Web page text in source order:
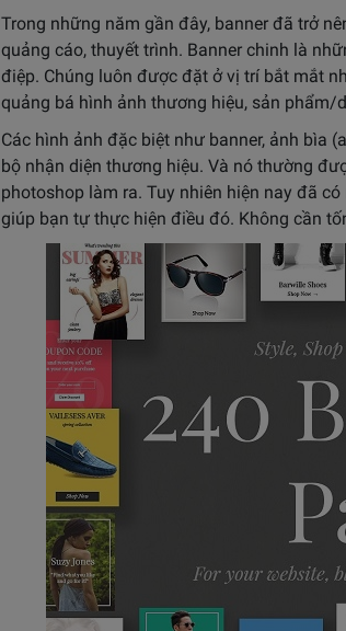
Trong những năm gần đây, banner đã trở
quảng cáo, thuyết trình. Banner chinh là
điệp. Chúng luôn được đặt ở vị trí bắt mắt
quảng bá hình ảnh thương hiệu, sản phẩm/
Các hình ảnh đặc biệt như banner, ảnh bìa
bộ nhận diện thương hiệu. Và nó thường
photoshop làm ra. Tuy nhiên hiện nay đã
giúp bạn tự thực hiện điều đó. Không cần